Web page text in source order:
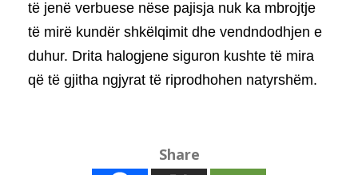
të jenë verbuese nëse pajisja nuk ka mbrojtje
të mirë kundër shkëlqimit dhe vendndodhjen e
duhur. Drita halogjene siguron kushte të mira
që të gjitha ngjyrat të riprodhohen natyrshëm.
Share